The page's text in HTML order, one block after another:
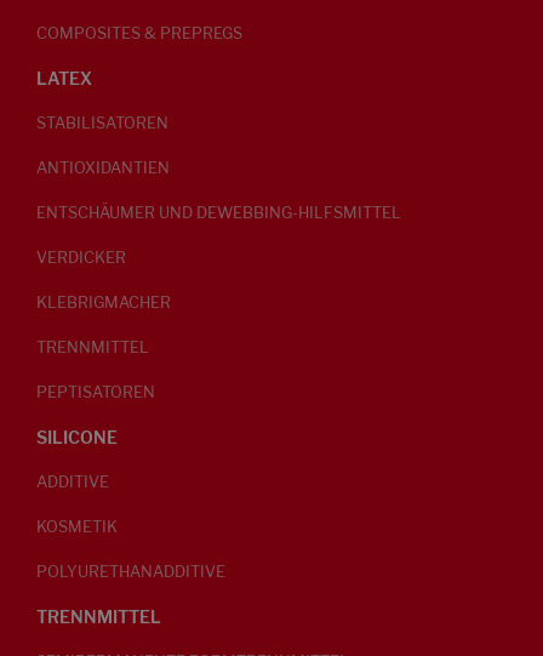
COMPOSITES & PREPREGS
LATEX
STABILISATOREN
ANTIOXIDANTIEN
ENTSCHÄUMER UND DEWEBBING-HILFSMITTEL
VERDICKER
KLEBRIGMACHER
TRENNMITTEL
PEPTISATOREN
SILICONE
ADDITIVE
KOSMETIK
POLYURETHANADDITIVE
TRENNMITTEL